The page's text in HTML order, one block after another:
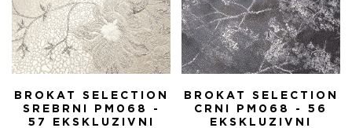
BROKAT SELECTION
SREBRNI PM068 -
57 EKSKLUZIVNI
BROKAT SELECTION
CRNI PM068 - 56
EKSKLUZIVNI